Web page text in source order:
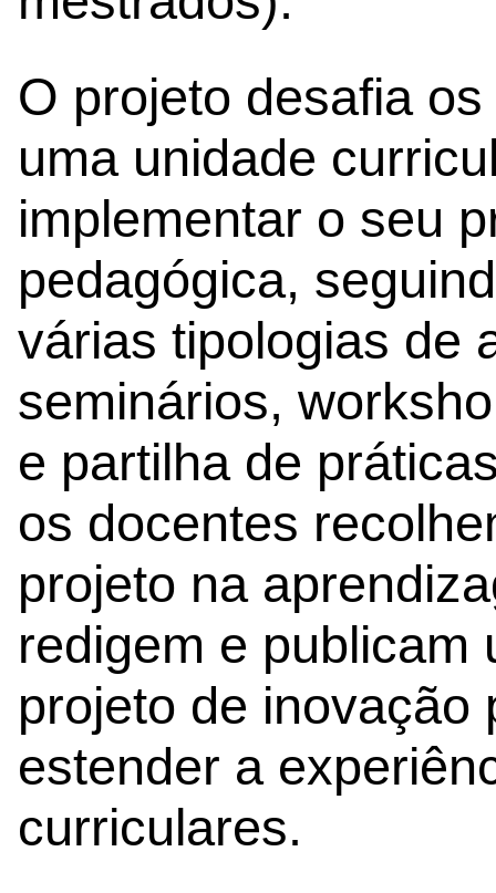
O projeto desafia
uma unidade
implementar o seu
pedagógica,
várias tipologias de
seminários,
e partilha de
os docentes
projeto na
redigem e publicam
projeto de inovação
estender a
curriculares.